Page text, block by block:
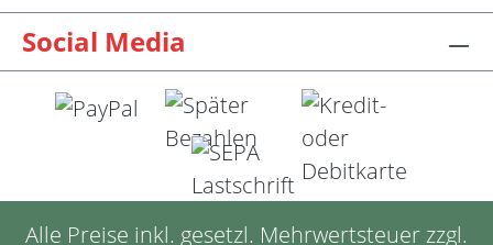
Social Media
Alle Preise inkl. gesetzl. Mehrwertsteuer zzgl.